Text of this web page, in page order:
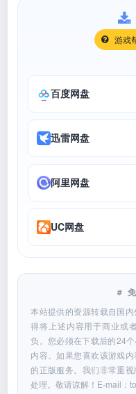
游戏
百度网盘
迅雷网盘
阿里网盘
UC网盘
#
本站提供的资源转载自国
得将上述内容用于商业或
负。您必须在下载后的24
内容。如果您喜欢该游戏
的正版服务。我们非常重
处理。敬请谅解！E-mail：